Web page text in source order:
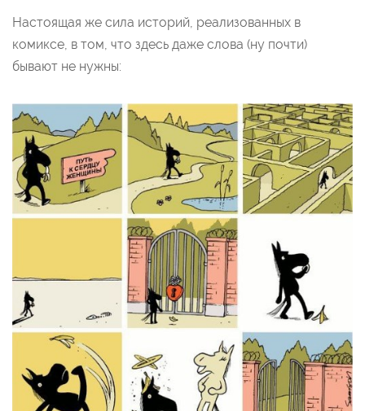
Настоящая же сила историй, реализованных в
комиксе, в том, что здесь даже слова (ну почти)
бывают не нужны: